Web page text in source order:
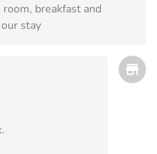
breakfast and
stay